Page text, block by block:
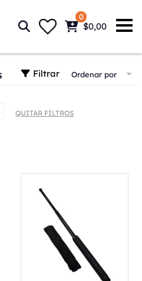
0
$0,00
Filtrar Ordenar por
QUITAR FILTROS